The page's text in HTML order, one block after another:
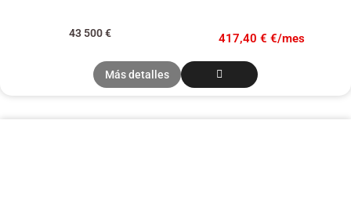
43 500€ 417,40 € €/mes
Más detalles